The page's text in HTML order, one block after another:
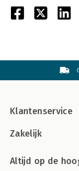
Klantenservice
Zakelijk
Altijd op de